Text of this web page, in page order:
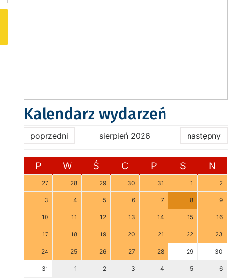
Kalendarz wydarzeń
poprzedni sierpień 2026 następny
P W Ś C P S N
27 28 29 30 31 1 2
3 4 5 6 7 8 9
10 11 12 13 14 15 16
17 18 19 20 21 22 23
24 25 26 27 28 29 30
31 1 2 3 4 5 6